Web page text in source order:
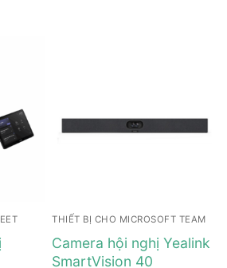
THIẾT BỊ CHO MICROSOFT TEAM
Camera hội nghị Yealink
SmartVision 40